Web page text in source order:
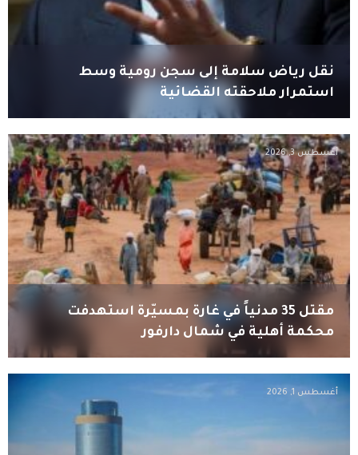
نقل رياض سلامة إلى سجن رومية وسط
استمرار ملاحقته القضائية
أغسطس 3, 2026
مقتل 35 مدنياً في غارة بمسيّرة استهدفت
محكمة أهلية في شمال دارفور
أغسطس 1, 2026